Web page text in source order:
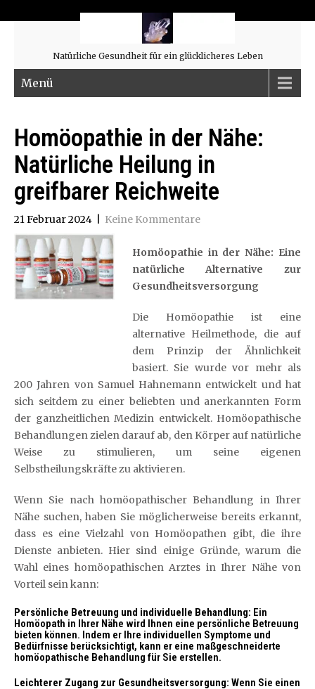
Natürliche Gesundheit für ein glücklicheres Leben
Menü
Homöopathie in der Nähe:
Natürliche Heilung in
greifbarer Reichweite
21 Februar 2024 Keine Kommentare
Homöopathie in der Nähe: Eine
natürliche Alternative zur
Gesundheitsversorgung
Die Homöopathie ist eine
alternative Heilmethode, die auf
dem Prinzip der Ähnlichkeit
basiert. Sie wurde vor mehr als
200 Jahren von Samuel Hahnemann entwickelt und hat
sich seitdem zu einer beliebten und anerkannten Form
der ganzheitlichen Medizin entwickelt. Homöopathische
Behandlungen zielen darauf ab, den Körper auf natürliche
Weise zu stimulieren, um seine eigenen
Selbstheilungskräfte zu aktivieren.
Wenn Sie nach homöopathischer Behandlung in Ihrer
Nähe suchen, haben Sie möglicherweise bereits erkannt,
dass es eine Vielzahl von Homöopathen gibt, die ihre
Dienste anbieten. Hier sind einige Gründe, warum die
Wahl eines homöopathischen Arztes in Ihrer Nähe von
Vorteil sein kann:
Persönliche Betreuung und individuelle Behandlung: Ein
Homöopath in Ihrer Nähe wird Ihnen eine persönliche Betreuung
bieten können. Indem er Ihre individuellen Symptome und
Bedürfnisse berücksichtigt, kann er eine maßgeschneiderte
homöopathische Behandlung für Sie erstellen.
Leichterer Zugang zur Gesundheitsversorgung: Wenn Sie einen